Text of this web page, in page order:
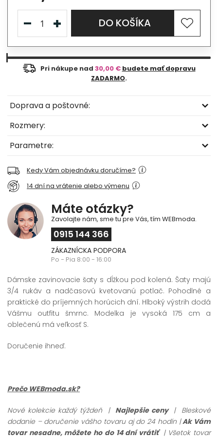
DO KOŠÍKA
Pri nákupe nad 30,00 € budete mať dopravu
ZADARMO.
Doprava a poštovné:
Rozmery:
Parametre:
Kedy Vám objednávku doručíme?
14 dní na vrátenie alebo výmenu
Máte otázky?
Zavolajte nám, sme tu pre Vás, tím WEBmoda.
0915 144 366
ZÁKAZNÍCKA PODPORA
Po - Pia 8:00 - 16:00
Dámske zavinovacie šaty s dĺžkou pod kolená. Šaty majú
3/4 rukáv a nadčasovú kvetovanú potlač. Pohodlné a
praktické do príjemných horúcich dní. Hlboký výstrih dodá
Vášmu outfitu šmrnc. Modelka je vysoká 175 cm a
oblečenú má veľkosť S.
Doručenie ihneď.
Prečo WEBmoda.sk?
Nové kolekcie každý týždeň |Najlepšie ceny | Bleskové
dodanie – doručenie vášho tovaru aj do 24 hodín |Ak Vám
tovar nesadne, môžete ho do 14 dní vrátiť | Všetok tovar